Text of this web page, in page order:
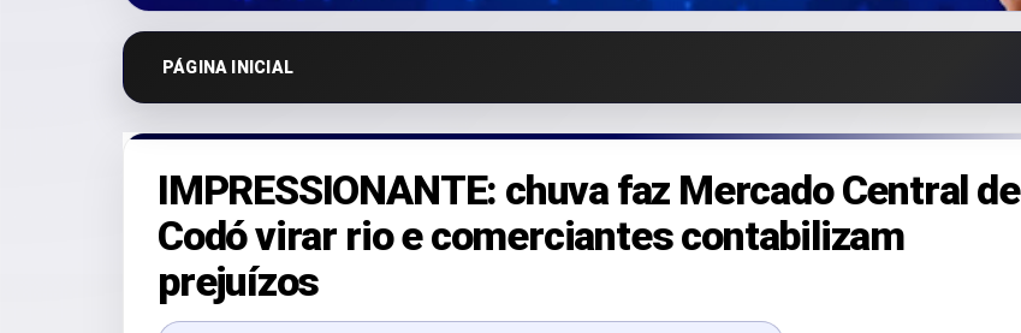
PÁGINA INICIAL
IMPRESSIONANTE: chuva faz Mercado Central de
Codó virar rio e comerciantes contabilizam
prejuízos